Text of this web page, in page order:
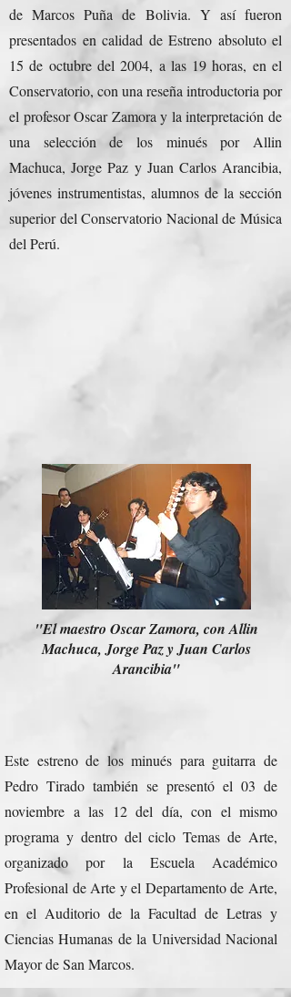
de Marcos Puña de Bolivia. Y así fueron
presentados en calidad de Estreno absoluto el
15 de octubre del 2004, a las 19 horas, en el
Conservatorio, con una reseña introductoria por
el profesor Oscar Zamora y la interpretación de
una selección de los minués por Allin
Machuca, Jorge Paz y Juan Carlos Arancibia,
jóvenes instrumentistas, alumnos de la sección
superior del Conservatorio Nacional de Música
del Perú.
"El maestro Oscar Zamora, con Allin
Machuca, Jorge Paz y Juan Carlos
Arancibia"
Este estreno de los minués para guitarra de
Pedro Tirado también se presentó el 03 de
noviembre a las 12 del día, con el mismo
programa y dentro del ciclo Temas de Arte,
organizado por la Escuela Académico
Profesional de Arte y el Departamento de Arte,
en el Auditorio de la Facultad de Letras y
Ciencias Humanas de la Universidad Nacional
Mayor de San Marcos.